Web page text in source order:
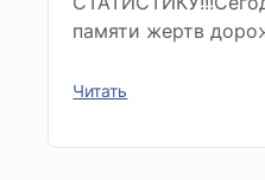
памяти жертв
Читать